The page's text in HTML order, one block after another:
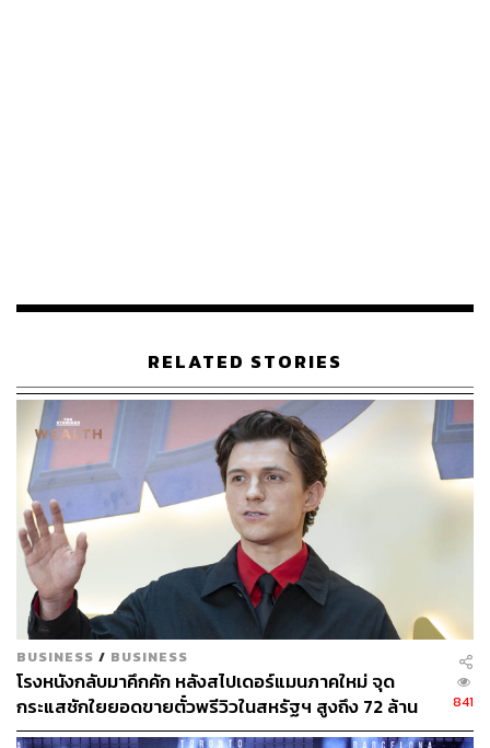
RELATED STORIES
BUSINESS / BUSINESS
โรงหนังกลับมาคึกคัก หลังสไปเดอร์แมนภาคใหม่ จุด
กระแสชักใยยอดขายตั๋วพรีวิวในสหรัฐฯ สูงถึง 72 ล้าน
ดอลลาร์
841